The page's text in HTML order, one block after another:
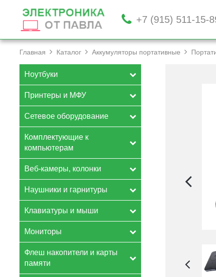
+7 (915) 511-15-
Главная Каталог Аккумуляторы портативные
Ноутбуки
Принтеры и МФУ
Сетевое оборудование
Комплектующие к
компьютерам
Веб-камеры, колонки
Наушники и гарнитуры
Клавиатуры и мыши
Мониторы
Флеш накопители и карты
памяти